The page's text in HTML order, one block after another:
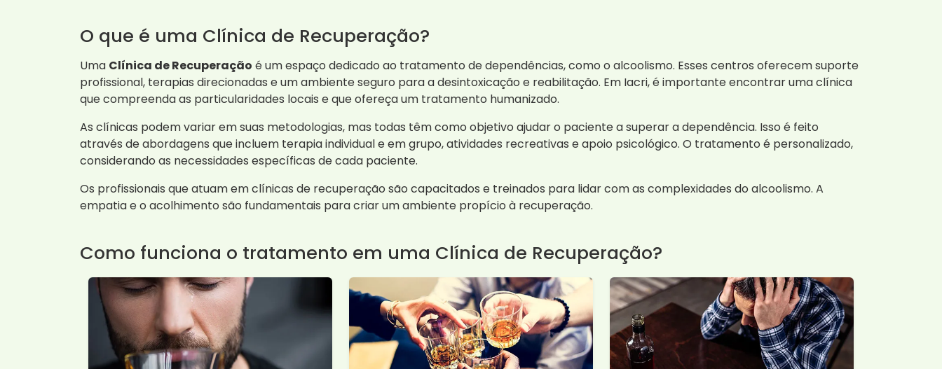
O que é uma Clínica de Recuperação?
Uma Clínica de Recuperação é um espaço dedicado ao tratamento de dependências, como o alcoolismo. Esses centros oferecem suporte
profissional, terapias direcionadas e um ambiente seguro para a desintoxicação e reabilitação. Em Iacri, é importante encontrar uma clínica
que compreenda as particularidades locais e que ofereça um tratamento humanizado.
As clínicas podem variar em suas metodologias, mas todas têm como objetivo ajudar o paciente a superar a dependência. Isso é feito
através de abordagens que incluem terapia individual e em grupo, atividades recreativas e apoio psicológico. O tratamento é personalizado,
considerando as necessidades específicas de cada paciente.
Os profissionais que atuam em clínicas de recuperação são capacitados e treinados para lidar com as complexidades do alcoolismo. A
empatia e o acolhimento são fundamentais para criar um ambiente propício à recuperação.
Como funciona o tratamento em uma Clínica de Recuperação?